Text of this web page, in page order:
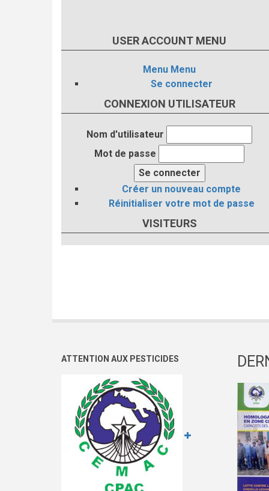
USER ACCOUNT MENU
Menu Menu
Se connecter
CONNEXION UTILISATEUR
Nom d'utilisateur
Mot de passe
Créer un nouveau compte
Réinitialiser votre mot de passe
VISITEURS
ATTENTION AUX PESTICIDES